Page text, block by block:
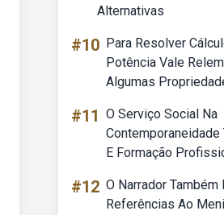
Alternativas
#10 Para Resolver
Potência Vale
Algumas
#11 O Serviço Social Na
Contemporaneidade
E Formação
#12 O Narrador Também
Referências Ao